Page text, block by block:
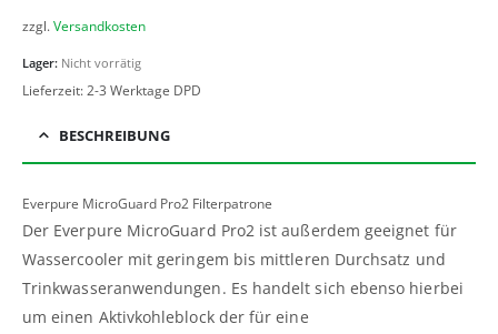
zzgl.Versandkosten
Lager: Nicht vorrätig
Lieferzeit: 2-3 Werktage DPD
BESCHREIBUNG
Everpure MicroGuard Pro2 Filterpatrone
Der Everpure MicroGuard Pro2 ist außerdem geeignet für
Wassercooler mit geringem bis mittleren Durchsatz und
Trinkwasseranwendungen. Es handelt sich ebenso hierbei
um einen Aktivkohleblock der für eine